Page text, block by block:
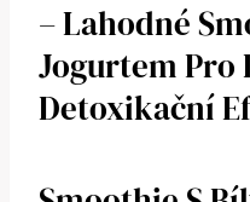
– Lahodné
Jogurtem Pro
Detoxikační